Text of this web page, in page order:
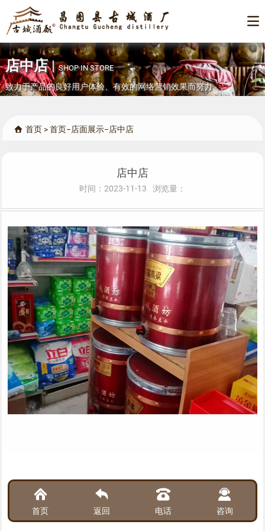

店中店|SHOP IN STORE
致力于产品的良好用户体验、有效的网络营销效果而努力
 首页 >首页−店面展示−店中店
店中店
时间：2023-11-13 浏览量：

首页

返回

电话

咨询